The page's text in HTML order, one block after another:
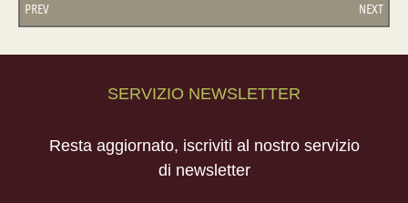
PREV NEXT
SERVIZIO NEWSLETTER
Resta aggiornato, iscriviti al nostro servizio
di newsletter